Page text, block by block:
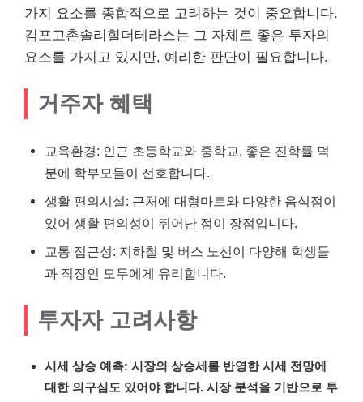
가지 요소를 종합적으로 고려하는 것이 중요합니다.
김포고촌솔리힐더테라스는 그 자체로 좋은 투자의
요소를 가지고 있지만, 예리한 판단이 필요합니다.
거주자 혜택
교육환경: 인근 초등학교와 중학교, 좋은 진학률 덕
분에 학부모들이 선호합니다.
생활 편의시설: 근처에 대형마트와 다양한 음식점이
있어 생활 편의성이 뛰어난 점이 장점입니다.
교통 접근성: 지하철 및 버스 노선이 다양해 학생들
과 직장인 모두에게 유리합니다.
투자자 고려사항
시세 상승 예측: 시장의 상승세를 반영한 시세 전망에
대한 의구심도 있어야 합니다. 시장 분석을 기반으로 투